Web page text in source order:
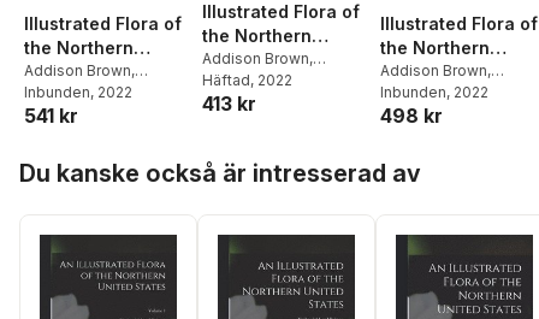
Illustrated Flora of
the Northern
United States,
Canada and the
British Possessions
Addison Brown,
Nathaniel Lord Britton
Inbunden, 2022
541 kr
Illustrated Flora of
the Northern
United States,
Canada and the
British Possessions
Addison Brown,
Nathaniel Lord Britton
Häftad, 2022
413 kr
Illustrated Flora of
the Northern
United States,
Canada and the
British
Addison Brown,
Nathaniel Lord Britton
Inbunden, 2022
498 kr
Du kanske också är intresserad av